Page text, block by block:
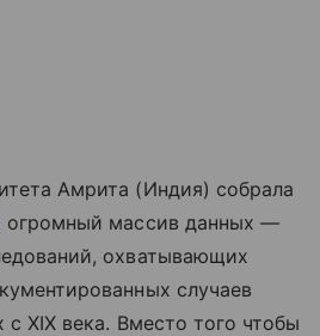
Амрита (Индия) собрала
огромный массив данных —
охватывающих
случаев
с XIX века. Вместо того чтобы